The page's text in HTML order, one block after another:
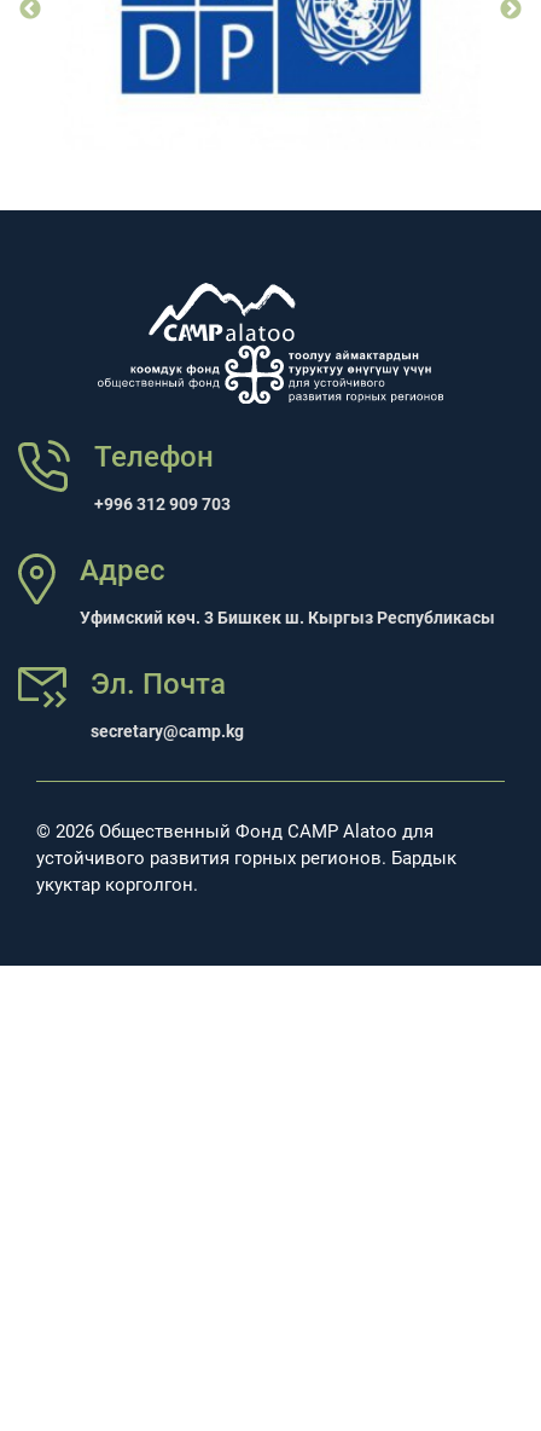
Телефон
+996 312 909 703
Адрес
Уфимский көч. 3 Бишкек ш. Кыргыз Республикасы
Эл. Почта
secretary@camp.kg
© 2026 Общественный Фонд CAMP Alatoo для
устойчивого развития горных регионов. Бардык
укуктар корголгон.